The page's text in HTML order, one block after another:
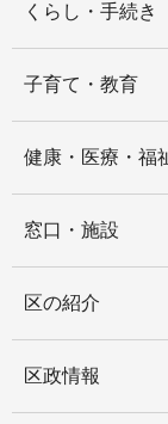
くらし・手続き
子育て・教育
健康・医療・福
窓口・施設
区の紹介
区政情報